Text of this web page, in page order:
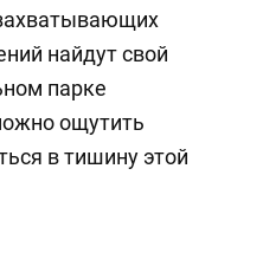
найдут свой
парке
ощутить
в тишину этой